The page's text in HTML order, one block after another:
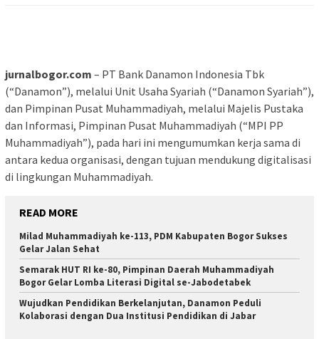
jurnalbogor.com – PT Bank Danamon Indonesia Tbk
(“Danamon”), melalui Unit Usaha Syariah (“Danamon Syariah”),
dan Pimpinan Pusat Muhammadiyah, melalui Majelis Pustaka
dan Informasi, Pimpinan Pusat Muhammadiyah (“MPI PP
Muhammadiyah”), pada hari ini mengumumkan kerja sama di
antara kedua organisasi, dengan tujuan mendukung digitalisasi
di lingkungan Muhammadiyah.
READ MORE
Milad Muhammadiyah ke-113, PDM Kabupaten Bogor Sukses
Gelar Jalan Sehat
Semarak HUT RI ke-80, Pimpinan Daerah Muhammadiyah
Bogor Gelar Lomba Literasi Digital se-Jabodetabek
Wujudkan Pendidikan Berkelanjutan, Danamon Peduli
Kolaborasi dengan Dua Institusi Pendidikan di Jabar